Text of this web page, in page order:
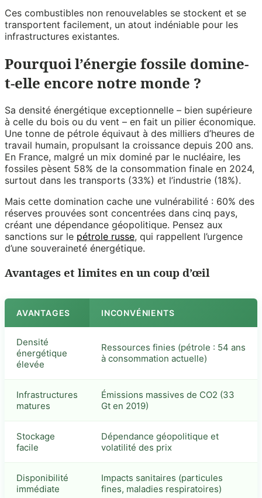
Ces combustibles non renouvelables se stockent et se
transportent facilement, un atout indéniable pour les
infrastructures existantes.
Pourquoi l’énergie fossile domine-
t-elle encore notre monde ?
Sa densité énergétique exceptionnelle – bien supérieure
à celle du bois ou du vent – en fait un pilier économique.
Une tonne de pétrole équivaut à des milliers d’heures de
travail humain, propulsant la croissance depuis 200 ans.
En France, malgré un mix dominé par le nucléaire, les
fossiles pèsent 58% de la consommation finale en 2024,
surtout dans les transports (33%) et l’industrie (18%).
Mais cette domination cache une vulnérabilité : 60% des
réserves prouvées sont concentrées dans cinq pays,
créant une dépendance géopolitique. Pensez aux
sanctions sur le pétrole russe, qui rappellent l’urgence
d’une souveraineté énergétique.
Avantages et limites en un coup d’œil
AVANTAGES INCONVÉNIENTS
Densité
énergétique
élevée
Ressources finies (pétrole : 54 ans
à consommation actuelle)
Infrastructures
matures
Émissions massives de CO2 (33
Gt en 2019)
Stockage
facile
Dépendance géopolitique et
volatilité des prix
Disponibilité
immédiate
Impacts sanitaires (particules
fines, maladies respiratoires)